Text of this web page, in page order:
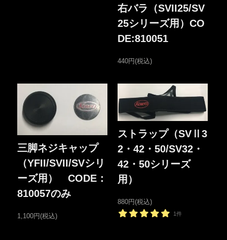
右バラ（SVII25/SV
25シリーズ用）CO
DE:810051
440円(税込)
三脚ネジキャップ
（YFII/SVII/SVシリ
ーズ用） CODE：
810057のみ
1,100円(税込)
ストラップ（SVⅡ3
2・42・50/SV32・
42・50シリーズ
用）
880円(税込)
1件